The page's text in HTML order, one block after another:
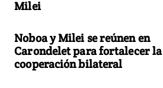
Milei
Noboa y Milei se reúnen en
Carondelet para fortalecer la
cooperación bilateral